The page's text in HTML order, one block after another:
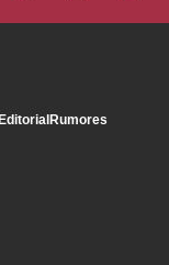
Rumores